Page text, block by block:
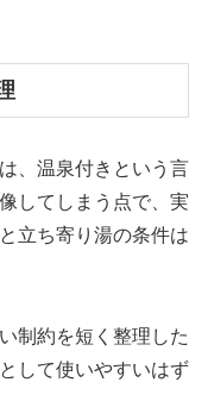
、温泉付きという言
してしまう点で、実
立ち寄り湯の条件は
制約を短く整理した
して使いやすいはず